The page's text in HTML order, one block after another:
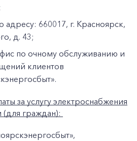
адресу: 660017, г. Красноярск,
д. 43;
по очному обслуживанию и
клиентов
за услугу электроснабжения
(для граждан):